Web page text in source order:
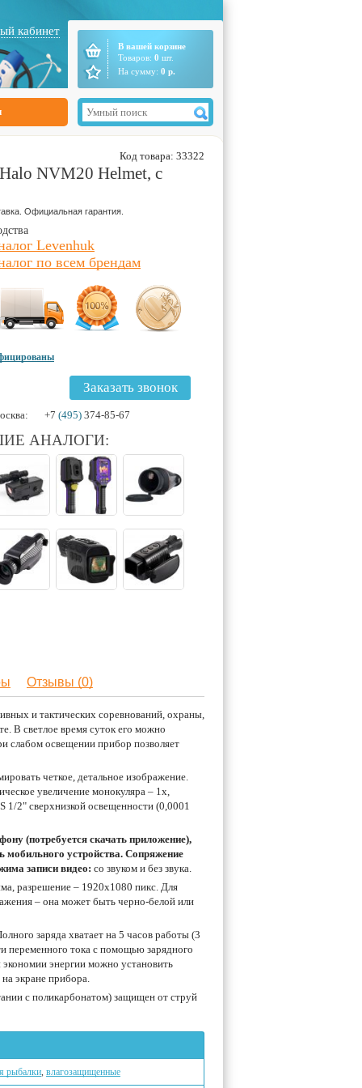
кабинет
В вашей корзине
Товаров: 0 шт.
На сумму: 0 р.
Код товара: 33322
NVM20 Helmet, с
Официальная гарантия.
Levenhuk
по всем брендам
Заказать звонок
+7 (495) 374-85-67
АНАЛОГИ:
Отзывы (0)
и тактических соревнований, охраны,
В светлое время суток его можно
слабом освещении прибор позволяет
четкое, детальное изображение.
увеличение монокуляра – 1х,
2" сверхнизкой освещенности (0,0001
(потребуется скачать приложение),
мобильного устройства. Сопряжение
записи видео: со звуком и без звука.
разрешение – 1920x1080 пикс. Для
– она может быть черно-белой или
заряда хватает на 5 часов работы (3
переменного тока с помощью зарядного
энергии можно установить
экране прибора.
с поликарбонатом) защищен от струй
рыбалки, влагозащищенные